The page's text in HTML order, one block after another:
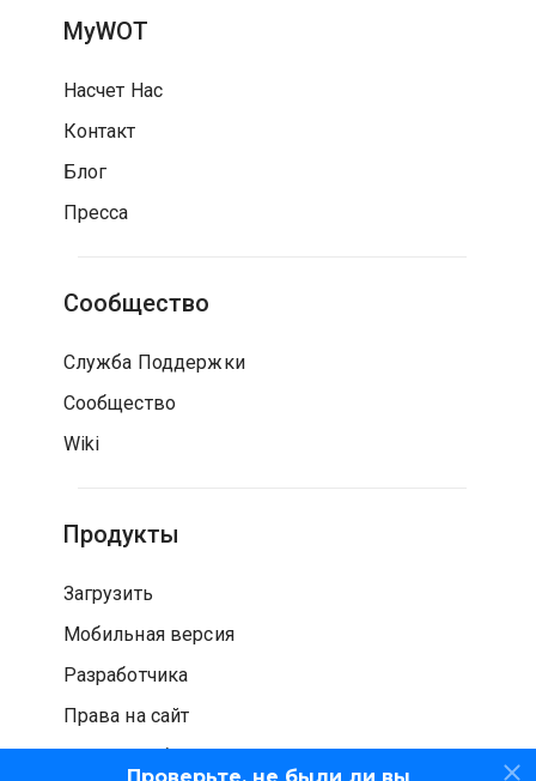
MyWOT
Насчет Нас
Контакт
Блог
Пресса
Сообщество
Служба Поддержки
Сообщество
Wiki
Продукты
Загрузить
Мобильная версия
Разработчика
Права на сайт
Проверка безопасности